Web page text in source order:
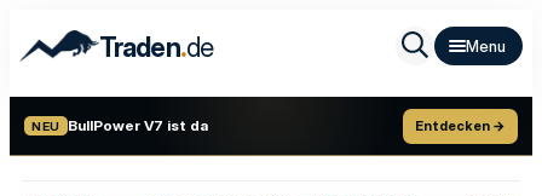
Traden.de
NEU BullPower V7 ist da Entdecken →